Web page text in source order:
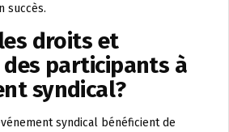
succès.
droits et
participants à
syndical?
syndical bénéficient de